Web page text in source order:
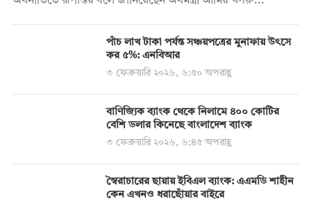
পাঁচ লাখ টাকা পর্যন্ত সঞ্চয়পত্রের মুনাফায় উৎসে
কর ৫%: এনবিআর
৩ ফেব্রুয়ারি ২০২৬, ৬:৫০ অপরাহ্ণ
বাণিজ্যিক ব্যাংক থেকে নিলামে ৪০০ কোটির
বেশি ডলার কিনেছে বাংলাদেশ ব্যাংক
৩ ফেব্রুয়ারি ২০২৬, ৬:৪৫ অপরাহ্ণ
স্বৈরাচারের ছায়ায় ইবিএল ব্যাংক: এএমডি শাহীন
কেন এখনও ধরাছোঁয়ার বাইরে